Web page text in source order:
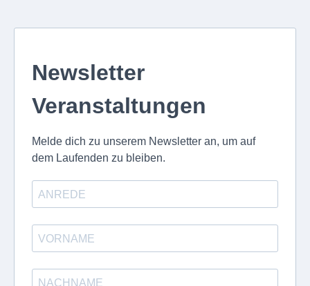
Newsletter
Veranstaltungen
Melde dich zu unserem Newsletter an, um auf
dem Laufenden zu bleiben.